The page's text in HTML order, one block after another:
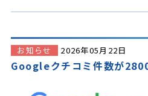
お知らせ 2026年05月22日
Googleクチコミ件数が